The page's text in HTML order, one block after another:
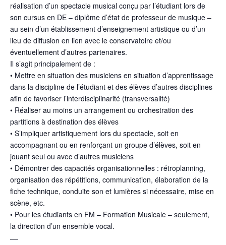
réalisation d’un spectacle musical conçu par l’étudiant lors de
son cursus en DE – diplôme d’état de professeur de musique –
au sein d’un établissement d’enseignement artistique ou d’un
lieu de diffusion en lien avec le conservatoire et/ou
éventuellement d’autres partenaires.
Il s’agit principalement de :
• Mettre en situation des musiciens en situation d’apprentissage
dans la discipline de l’étudiant et des élèves d’autres disciplines
afin de favoriser l’interdisciplinarité (transversalité)
• Réaliser au moins un arrangement ou orchestration des
partitions à destination des élèves
• S’impliquer artistiquement lors du spectacle, soit en
accompagnant ou en renforçant un groupe d’élèves, soit en
jouant seul ou avec d’autres musiciens
• Démontrer des capacités organisationnelles : rétroplanning,
organisation des répétitions, communication, élaboration de la
fiche technique, conduite son et lumières si nécessaire, mise en
scène, etc.
• Pour les étudiants en FM – Formation Musicale – seulement,
la direction d’un ensemble vocal.
—